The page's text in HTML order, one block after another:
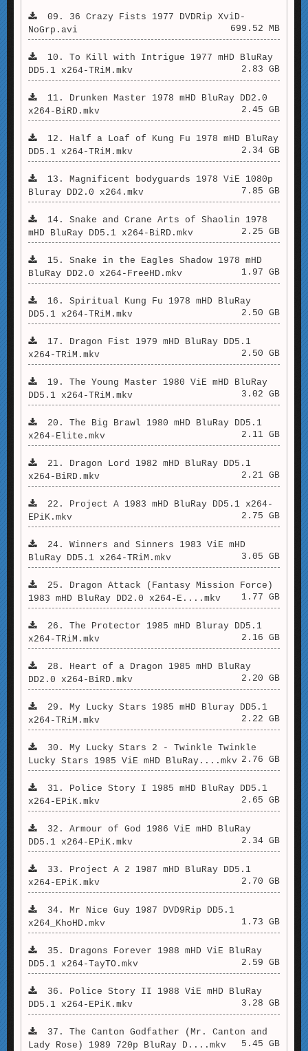
09. 36 Crazy Fists 1977 DVDRip XviD-
NoGrp.avi
699.52 MB
10. To Kill with Intrigue 1977 mHD BluRay
DD5.1 x264-TRiM.mkv
2.83 GB
11. Drunken Master 1978 mHD BluRay DD2.0
x264-BiRD.mkv
2.45 GB
12. Half a Loaf of Kung Fu 1978 mHD BluRay
DD5.1 x264-TRiM.mkv
2.34 GB
13. Magnificent bodyguards 1978 ViE 1080p
Bluray DD2.0 x264.mkv
7.85 GB
14. Snake and Crane Arts of Shaolin 1978
mHD BluRay DD5.1 x264-BiRD.mkv
2.25 GB
15. Snake in the Eagles Shadow 1978 mHD
BluRay DD2.0 x264-FreeHD.mkv
1.97 GB
16. Spiritual Kung Fu 1978 mHD BluRay
DD5.1 x264-TRiM.mkv
2.50 GB
17. Dragon Fist 1979 mHD BluRay DD5.1
x264-TRiM.mkv
2.50 GB
19. The Young Master 1980 ViE mHD BluRay
DD5.1 x264-TRiM.mkv
3.02 GB
20. The Big Brawl 1980 mHD BluRay DD5.1
x264-Elite.mkv
2.11 GB
21. Dragon Lord 1982 mHD BluRay DD5.1
x264-BiRD.mkv
2.21 GB
22. Project A 1983 mHD BluRay DD5.1 x264-
EPiK.mkv
2.75 GB
24. Winners and Sinners 1983 ViE mHD
BluRay DD5.1 x264-TRiM.mkv
3.05 GB
25. Dragon Attack (Fantasy Mission Force)
1983 mHD BluRay DD2.0 x264-E....mkv
1.77 GB
26. The Protector 1985 mHD Bluray DD5.1
x264-TRiM.mkv
2.16 GB
28. Heart of a Dragon 1985 mHD BluRay
DD2.0 x264-BiRD.mkv
2.20 GB
29. My Lucky Stars 1985 mHD Bluray DD5.1
x264-TRiM.mkv
2.22 GB
30. My Lucky Stars 2 - Twinkle Twinkle
Lucky Stars 1985 ViE mHD BluRay....mkv 2.76 GB
31. Police Story I 1985 mHD BluRay DD5.1
x264-EPiK.mkv
2.65 GB
32. Armour of God 1986 ViE mHD BluRay
DD5.1 x264-EPiK.mkv
2.34 GB
33. Project A 2 1987 mHD BluRay DD5.1
x264-EPiK.mkv
2.70 GB
34. Mr Nice Guy 1987 DVD9Rip DD5.1
x264_KhoHD.mkv
1.73 GB
35. Dragons Forever 1988 mHD ViE BluRay
DD5.1 x264-TayTO.mkv
2.59 GB
36. Police Story II 1988 ViE mHD BluRay
DD5.1 x264-EPiK.mkv
3.28 GB
37. The Canton Godfather (Mr. Canton and
Lady Rose) 1989 720p BluRay D....mkv
5.45 GB